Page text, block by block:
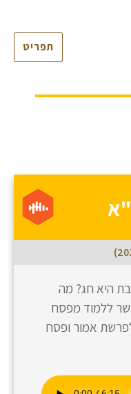
תפריט
היא חג? מה
ללמוד מפסח
אמור ופסח